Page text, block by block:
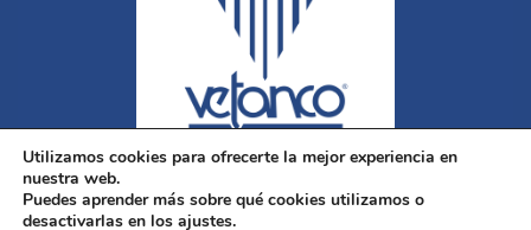
Utilizamos cookies para ofrecerte la mejor experiencia en
nuestra web.
Puedes aprender más sobre qué cookies utilizamos o
desactivarlas en los ajustes.